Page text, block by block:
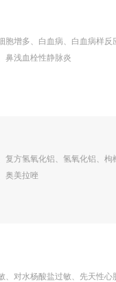
增多、白血病、白血病样反
鼻浅血栓性静脉炎
方氢氧化铝、氢氧化铝、枸
奥美拉唑
对水杨酸盐过敏、先天性